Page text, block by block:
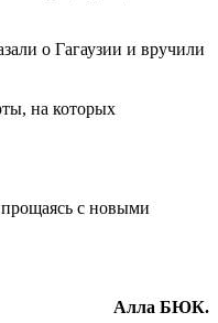
о Гагаузии и вручили
на которых
прощаясь с новыми
Алла БЮК.